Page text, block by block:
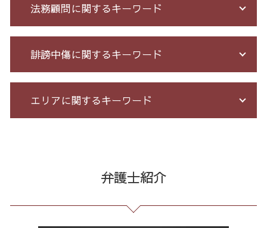
架空請求 とは
未公開株 詐欺
詐欺 民事
先物 取引 詐欺
出資 詐欺
サクラ 詐欺 返金
特殊 詐欺 警視庁
銀行 振込 詐欺
先物取引 詐欺
クレジット カード 詐欺
サラ金 過払い
過払い とは
消費者金融 返済 過払い金
破産 流れ
個人再生 5年
過払い金 遅延損害金
借金 個人再生 条件
借金 債務整理 メリット
自己破産 期間 免責
法務顧問に関するキーワード
契約 書 リーガル チェック
不当解雇 とは
残業 未払い 請求
セクハラ パワハラ
不当解雇 労基
長 時間 労働 問題
残業 問題
誹謗中傷に関するキーワード
爆サイ 誹謗中傷
誹謗中傷 罪
誹謗中傷 特定
誹謗中傷 逮捕
Twitter 誹謗中傷
エリアに関するキーワード
リーガルチェック 東京都 相談
マルチ商法 東京都 相談
個人再生 港区 弁護士
弁護士紹介